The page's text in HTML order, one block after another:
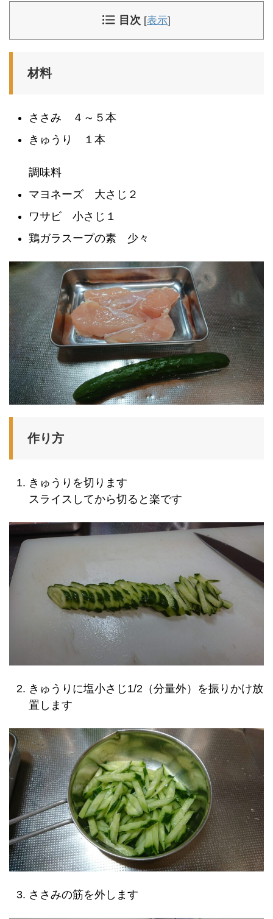
目次 [表示]
材料
ささみ ４～５本
きゅうり １本
調味料
マヨネーズ 大さじ２
ワサビ 小さじ１
鶏ガラスープの素 少々
作り方
きゅうりを切ります
スライスしてから切ると楽です
きゅうりに塩小さじ1/2（分量外）を振りかけ放
置します
ささみの筋を外します